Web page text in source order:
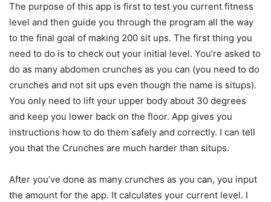
The purpose of this app is first to test you current fitness
level and then guide you through the program all the way
to the final goal of making 200 sit ups. The first thing you
need to do is to check out your initial level. You’re asked to
do as many abdomen crunches as you can (you need to do
crunches and not sit ups even though the name is situps).
You only need to lift your upper body about 30 degrees
and keep you lower back on the floor. App gives you
instructions how to do them safely and correctly. I can tell
you that the Crunches are much harder than situps.
After you’ve done as many crunches as you can, you input
the amount for the app. It calculates your current level. I